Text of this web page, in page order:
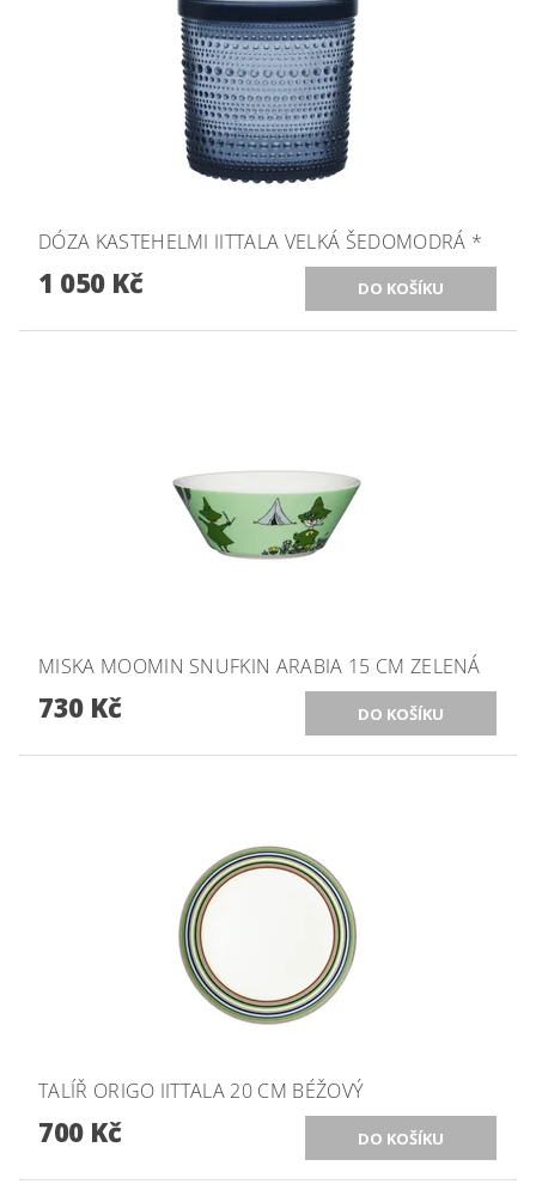
DÓZA KASTEHELMI IITTALA VELKÁ ŠEDOMODRÁ *
1 050 Kč
MISKA MOOMIN SNUFKIN ARABIA 15 CM ZELENÁ
730 Kč
TALÍŘ ORIGO IITTALA 20 CM BÉŽOVÝ
700 Kč